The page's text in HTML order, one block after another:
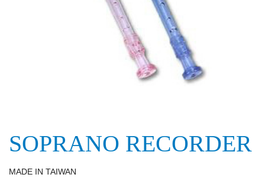
SOPRANO RECORDER
MADE IN TAIWAN